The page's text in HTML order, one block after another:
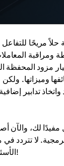
حلاً مريحًا
ومراقبة
مزود المحفظة
وميزاتها. ولكن
تدابير
مفيدًا لك، والآن
لا تتردد
الأسئلة في التعليقات أدناه!